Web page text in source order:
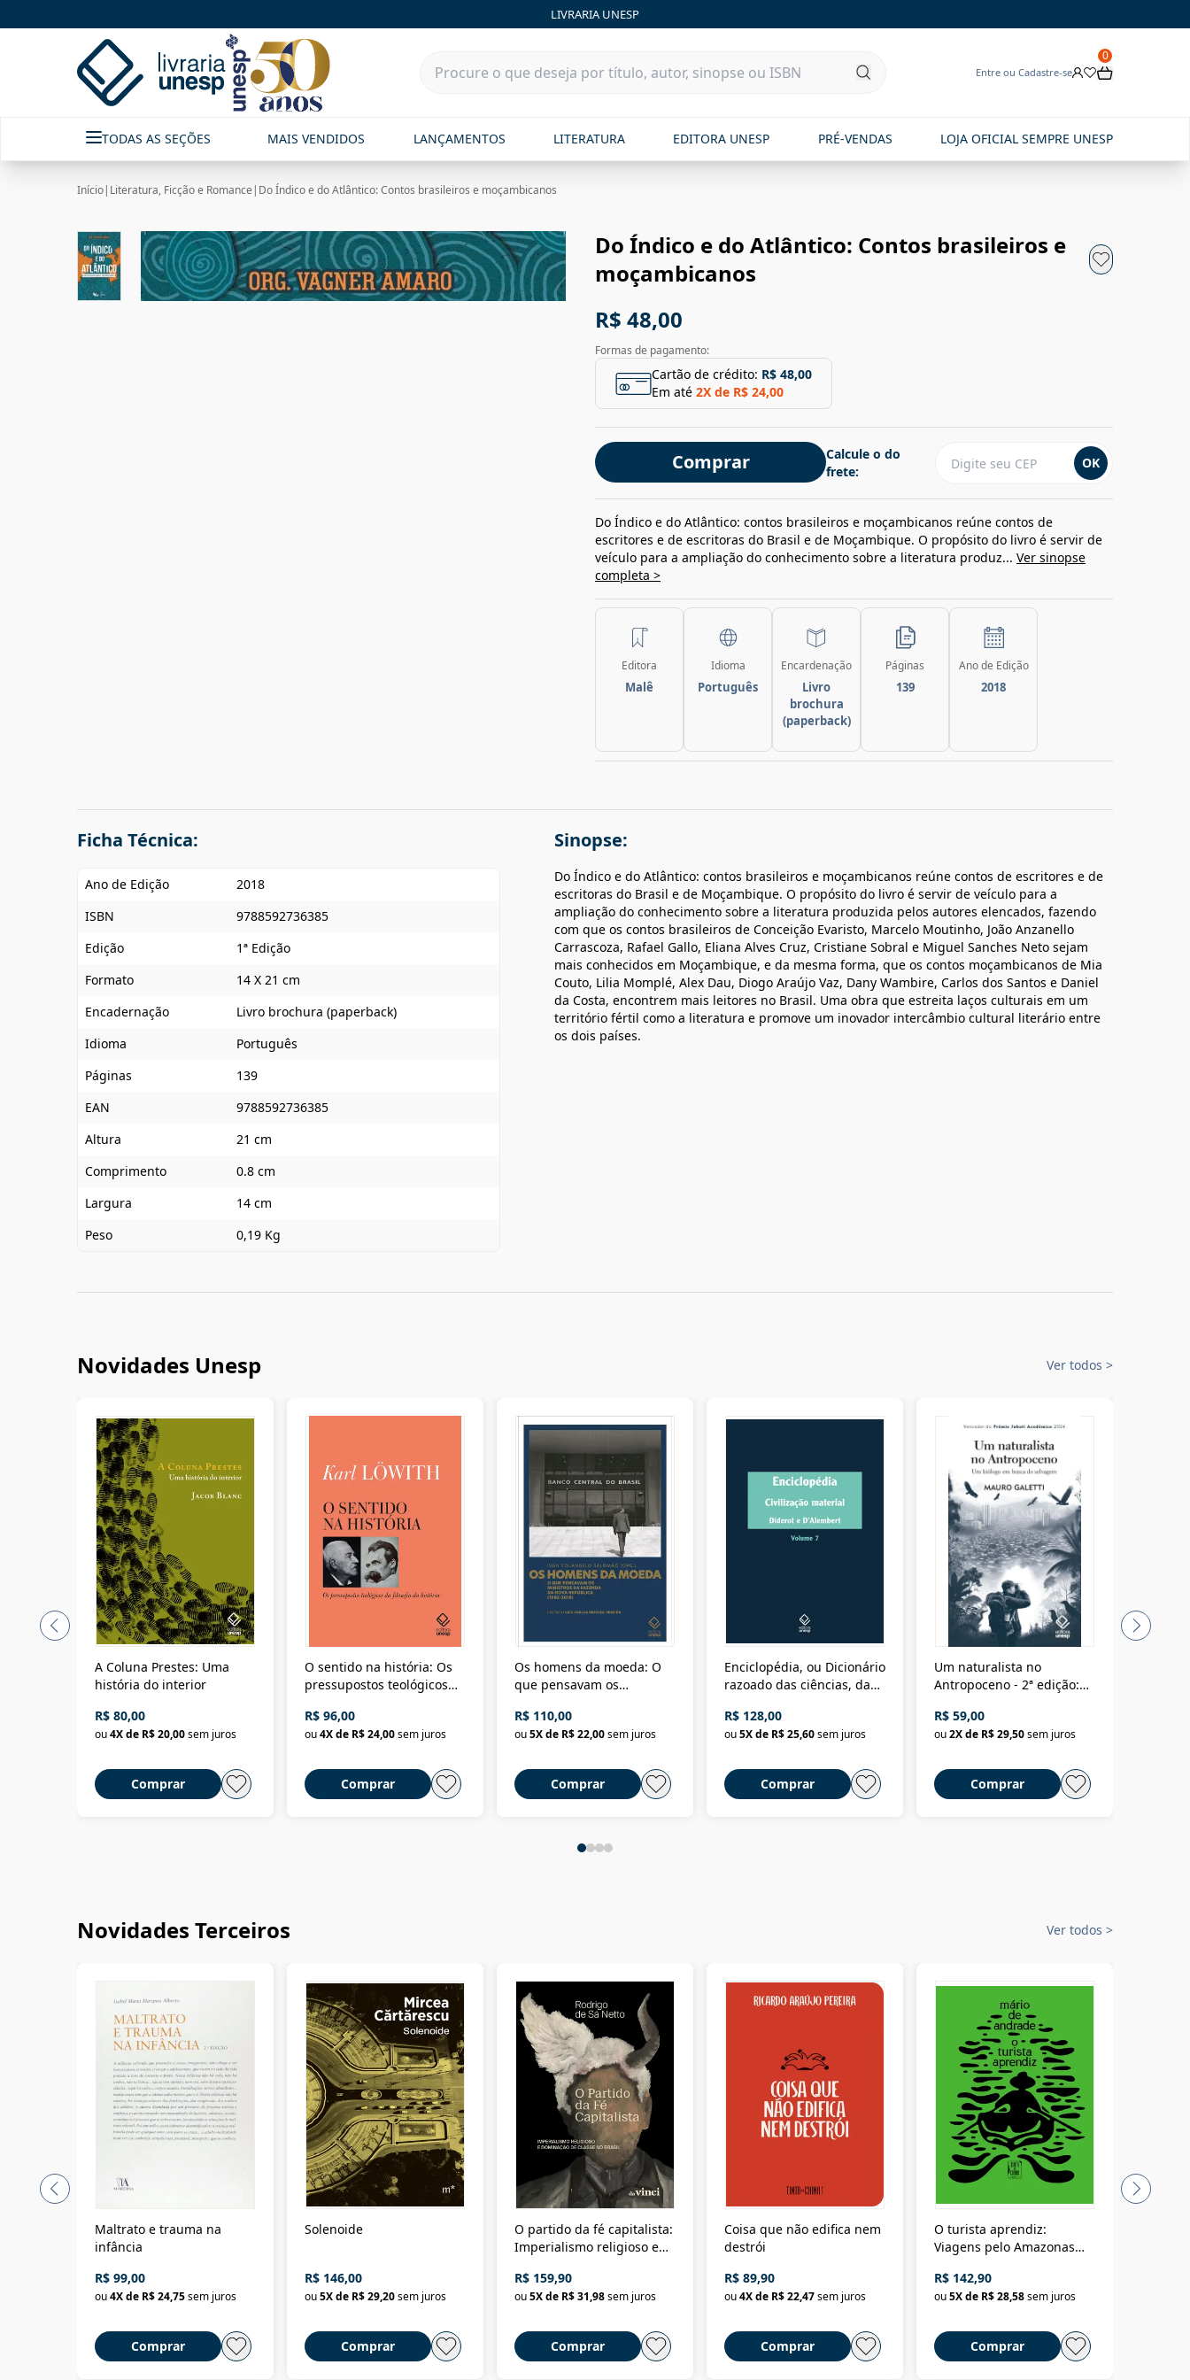
LIVRARIA UNESP
Entre ou Cadastre-se
0
TODAS AS SEÇÕES MAIS VENDIDOS LANÇAMENTOS LITERATURA EDITORA UNESP PRÉ-VENDAS LOJA OFICIAL SEMPRE UNESP
Início| Literatura, Ficção e Romance | Do Índico e do Atlântico: Contos brasileiros e moçambicanos
Do Índico e do Atlântico: Contos brasileiros e
moçambicanos
R$ 48,00
Formas de pagamento:
Cartão de crédito: R$ 48,00
Em até 2X de R$ 24,00
Comprar
Calcule o do
frete:
OK
Do Índico e do Atlântico: contos brasileiros e moçambicanos reúne contos de
escritores e de escritoras do Brasil e de Moçambique. O propósito do livro é servir de
veículo para a ampliação do conhecimento sobre a literatura produz... Ver sinopse
completa >
Editora
Malê
Idioma
Português
Encardenação
Livro
brochura
(paperback)
Páginas
139
Ano de Edição
2018
Ficha Técnica:
Ano de Edição
2018
ISBN
9788592736385
Edição
1ª Edição
Formato
14 X 21 cm
Encadernação
Livro brochura (paperback)
Idioma
Português
Páginas
139
EAN
9788592736385
Altura
21 cm
Comprimento
0.8 cm
Largura
14 cm
Peso
0,19 Kg
Sinopse:
Do Índico e do Atlântico: contos brasileiros e moçambicanos reúne contos de escritores e de
escritoras do Brasil e de Moçambique. O propósito do livro é servir de veículo para a
ampliação do conhecimento sobre a literatura produzida pelos autores elencados, fazendo
com que os contos brasileiros de Conceição Evaristo, Marcelo Moutinho, João Anzanello
Carrascoza, Rafael Gallo, Eliana Alves Cruz, Cristiane Sobral e Miguel Sanches Neto sejam
mais conhecidos em Moçambique, e da mesma forma, que os contos moçambicanos de Mia
Couto, Lilia Momplé, Alex Dau, Diogo Araújo Vaz, Dany Wambire, Carlos dos Santos e Daniel
da Costa, encontrem mais leitores no Brasil. Uma obra que estreita laços culturais em um
território fértil como a literatura e promove um inovador intercâmbio cultural literário entre
os dois países. ​
Novidades Unesp Ver todos >
A Coluna Prestes: Uma
história do interior
R$ 80,00
ou4X de R$ 20,00sem juros
Comprar
O sentido na história: Os
pressupostos teológicos
R$ 96,00
ou4X de R$ 24,00sem juros
Comprar
Os homens da moeda: O
que pensavam os
Nova República (1985-
2018)
R$ 110,00
ou5X de R$ 22,00sem juros
Comprar
Enciclopédia, ou Dicionário
razoado das ciências, das
Civilização material
R$ 128,00
ou5X de R$ 25,60sem juros
Comprar
Um naturalista no
Antropoceno - 2ª edição:
selvagem
R$ 59,00
ou2X de R$ 29,50sem juros
Comprar
Novidades Terceiros Ver todos >
Maltrato e trauma na
infância
R$ 99,00
ou4X de R$ 24,75sem juros
Comprar
Solenoide
R$ 146,00
ou5X de R$ 29,20sem juros
Comprar
O partido da fé capitalista:
Imperialismo religioso e
Brasil
R$ 159,90
ou5X de R$ 31,98sem juros
Comprar
Coisa que não edifica nem
destrói
R$ 89,90
ou4X de R$ 22,47sem juros
Comprar
O turista aprendiz:
Viagens pelo Amazonas
até a Bolívia e por Marajó
até dizer chega
R$ 142,90
ou5X de R$ 28,58sem juros
Comprar